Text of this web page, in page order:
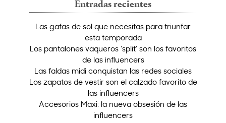
Entradas recientes
Las gafas de sol que necesitas para triunfar
esta temporada
Los pantalones vaqueros ‘split’ son los favoritos
de las influencers
Las faldas midi conquistan las redes sociales
Los zapatos de vestir son el calzado favorito de
las influencers
Accesorios Maxi: la nueva obsesión de las
influencers